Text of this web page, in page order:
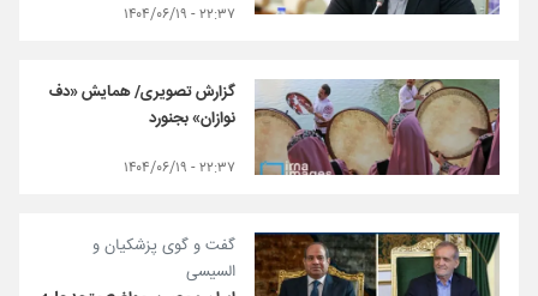
۲۲:۳۷ - ۱۴۰۴/۰۶/۱۹
گزارش تصویری/ همایش «دف
نوازان» بجنورد
۲۲:۳۷ - ۱۴۰۴/۰۶/۱۹
گفت و گوی پزشکیان و
السیسی